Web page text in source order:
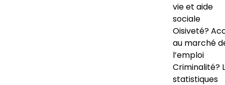
vie et aide
sociale
Oisiveté?
au marché
l’emploi
Criminalité?
statistiques